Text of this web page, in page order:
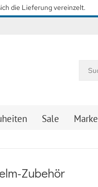
zu erreichen. Vielen Dank
Sale
Zubehör